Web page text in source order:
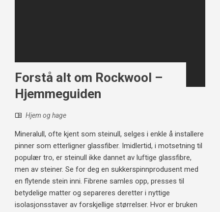
Forstå alt om Rockwool –
Hjemmeguiden
Hjem og hage
Mineralull, ofte kjent som steinull, selges i enkle å installere
pinner som etterligner glassfiber. Imidlertid, i motsetning til
populær tro, er steinull ikke dannet av luftige glassfibre,
men av steiner. Se for deg en sukkerspinnprodusent med
en flytende stein inni. Fibrene samles opp, presses til
betydelige matter og separeres deretter i nyttige
isolasjonsstaver av forskjellige størrelser. Hvor er bruken